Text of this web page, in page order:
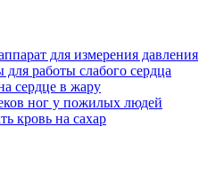
для измерения давления
работы слабого сердца
сердце в жару
ног у пожилых людей
кровь на сахар